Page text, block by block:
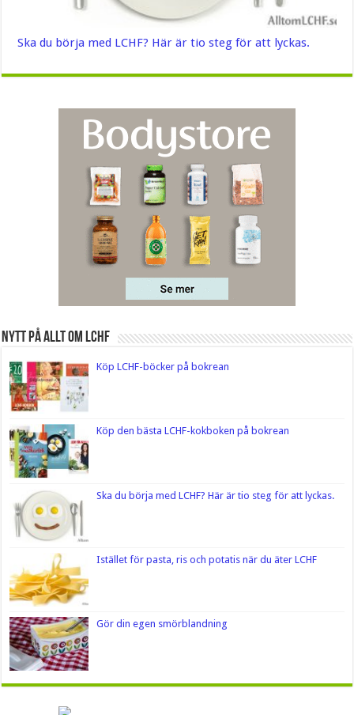
Ska du börja med LCHF? Här är tio steg för att lyckas.
Nytt på Allt om LCHF
Köp LCHF-böcker på bokrean
Köp den bästa LCHF-kokboken på bokrean
Ska du börja med LCHF? Här är tio steg för att lyckas.
Istället för pasta, ris och potatis när du äter LCHF
Gör din egen smörblandning